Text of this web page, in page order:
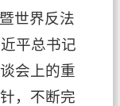
世界反法
平总书记
会上的重
，不断完